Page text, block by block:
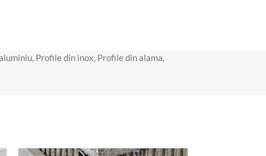
, Profile din inox, Profile din alama,